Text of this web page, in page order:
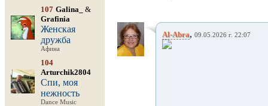
107 Galina_
&
Grafinia
Женская
дружба
Афина
104
Arturchik2804
Спи, моя
нежность
Dance Music
Al-Abra, 09.05.2026 г. 22:07